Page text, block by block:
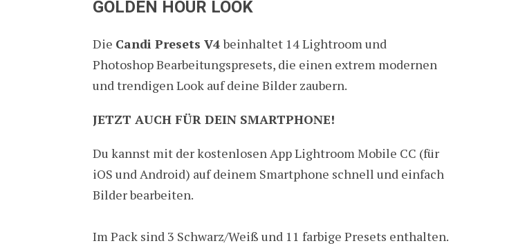
GOLDEN HOUR LOOK
Die Candi Presets V4beinhaltet 14 Lightroom und
Photoshop Bearbeitungspresets, die einen extrem modernen
und trendigen Look auf deine Bilder zaubern.
JETZT AUCH FÜR DEIN SMARTPHONE!
Du kannst mit der kostenlosen App Lightroom Mobile CC (für
iOS und Android) auf deinem Smartphone schnell und einfach
Bilder bearbeiten.
Im Pack sind 3 Schwarz/Weiß und 11 farbige Presets enthalten.